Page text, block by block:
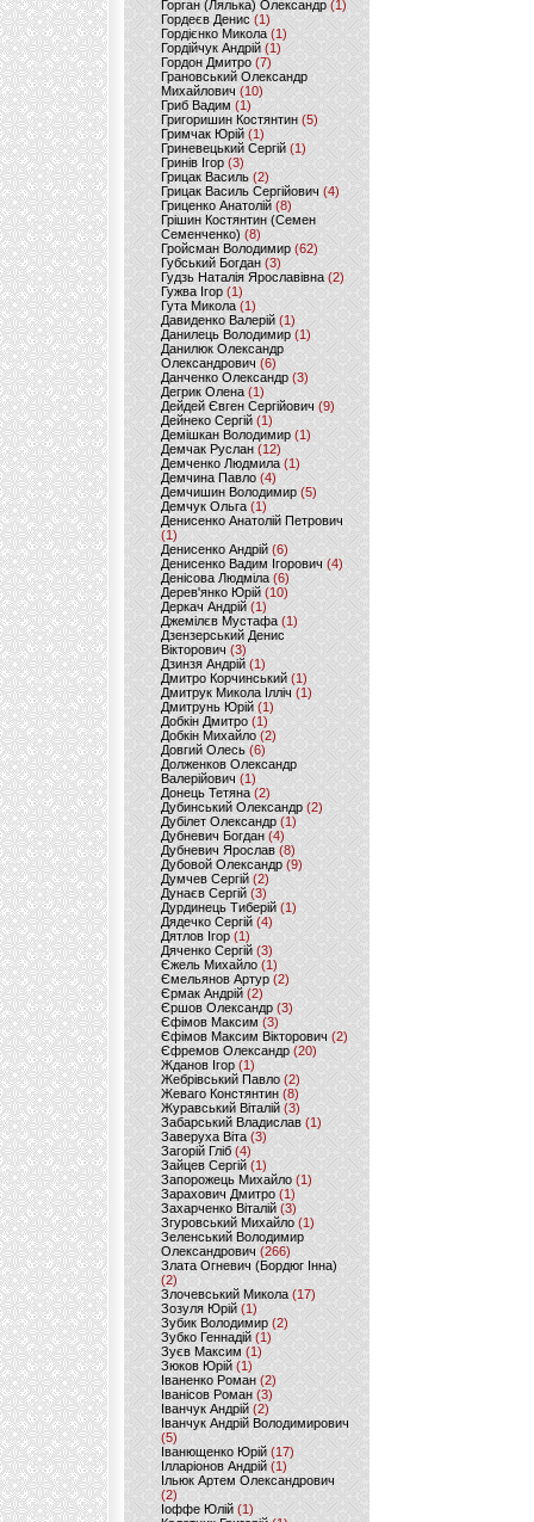
Горган (Лялька) Олександр(1)
Гордеєв Денис (1)
Гордієнко Микола (1)
Гордійчук Андрій (1)
Гордон Дмитро (7)
Грановський Олександр
Михайлович (10)
Гриб Вадим (1)
Григоришин Костянтин (5)
Гримчак Юрій(1)
Гриневецький Сергій(1)
Гринів Ігор (3)
Грицак Василь (2)
Грицак Василь Сергійович (4)
Гриценко Анатолій (8)
Грішин Костянтин (Семен
Семенченко)(8)
Гройсман Володимир(62)
Губський Богдан (3)
Гудзь Наталія Ярославівна(2)
Гужва Ігор (1)
Гута Микола (1)
Давиденко Валерій (1)
Данилець Володимир(1)
Данилюк Олександр
Олександрович (6)
Данченко Олександр (3)
Дегрик Олена(1)
Дейдей Євген Сергійович(9)
Дейнеко Сергій (1)
Демішкан Володимир(1)
Демчак Руслан (12)
Демченко Людмила (1)
Демчина Павло (4)
Демчишин Володимир (5)
Демчук Ольга(1)
Денисенко Анатолій Петрович
(1)
Денисенко Андрій (6)
Денисенко Вадим Ігорович (4)
Денісова Людміла(6)
Дерев'янко Юрій(10)
Деркач Андрій(1)
Джемілєв Мустафа (1)
Дзензерський Денис
Вікторович (3)
Дзинзя Андрій (1)
Дмитро Корчинський (1)
Дмитрук Микола Ілліч (1)
Дмитрунь Юрій (1)
Добкін Дмитро(1)
Добкін Михайло (2)
Довгий Олесь (6)
Долженков Олександр
Валерійович (1)
Донець Тетяна (2)
Дубинський Олександр(2)
Дубілет Олександр (1)
Дубневич Богдан (4)
Дубневич Ярослав (8)
Дубовой Олександр(9)
Думчев Сергій (2)
Дунаєв Сергій(3)
Дурдинець Тиберій (1)
Дядечко Сергій (4)
Дятлов Ігор (1)
Дяченко Сергій (3)
Єжель Михайло (1)
Ємельянов Артур (2)
Єрмак Андрій (2)
Єршов Олександр (3)
Єфімов Максим (3)
Єфімов Максим Вікторович (2)
Єфремов Олександр (20)
Жданов Ігор (1)
Жебрівський Павло (2)
Жеваго Констянтин (8)
Журавський Віталій (3)
Забарський Владислав (1)
Заверуха Віта (3)
Загорій Гліб (4)
Зайцев Сергій(1)
Запорожець Михайло (1)
Зарахович Дмитро (1)
Захарченко Віталій (3)
Згуровський Михайло (1)
Зеленський Володимир
Олександрович (266)
Злата Огневич (Бордюг Інна)
(2)
Злочевський Микола(17)
Зозуля Юрій (1)
Зубик Володимир (2)
Зубко Геннадій (1)
Зуєв Максим(1)
Зюков Юрій (1)
Іваненко Роман (2)
Іванісов Роман (3)
Іванчук Андрій(2)
Іванчук Андрій Володимирович
(5)
Іванющенко Юрій (17)
Ілларіонов Андрій (1)
Ільюк Артем Олександрович
(2)
Іоффе Юлій (1)